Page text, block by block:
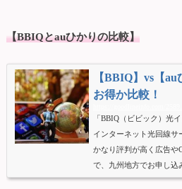
【BBIQとauひかりの比較】
【BBIQ】vs【
お得か比較！
「BBIQ（ビビック）光
インターネット光回線サ
かなり評判が高く広告や
で、九州地方でお申し込
います。しかしBBIQの